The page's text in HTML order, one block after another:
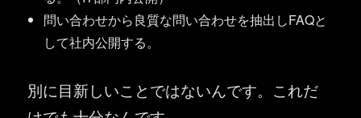
問い合わせから良質な問い合わせを抽出しFAQと
して社内公開する。
別に目新しいことではないんです。これだ